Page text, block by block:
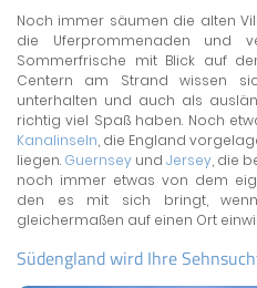
Noch immer säumen die alten
die Uferprommenaden und
Sommerfrische mit Blick auf
Centern am Strand wissen
unterhalten und auch als
richtig viel Spaß haben. Noch
Kanalinseln, die England
liegen. Guernsey und Jersey, die
noch immer etwas von dem
den es mit sich bringt, wenn
gleichermaßen auf einen Ort
Südengland wird Ihre